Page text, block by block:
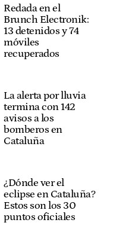
Redada en el
Brunch Electronik:
13 detenidos y 74
móviles
recuperados
La alerta por lluvia
termina con 142
avisos a los
bomberos en
Cataluña
¿Dónde ver el
eclipse en Cataluña?
Estos son los 30
puntos oficiales